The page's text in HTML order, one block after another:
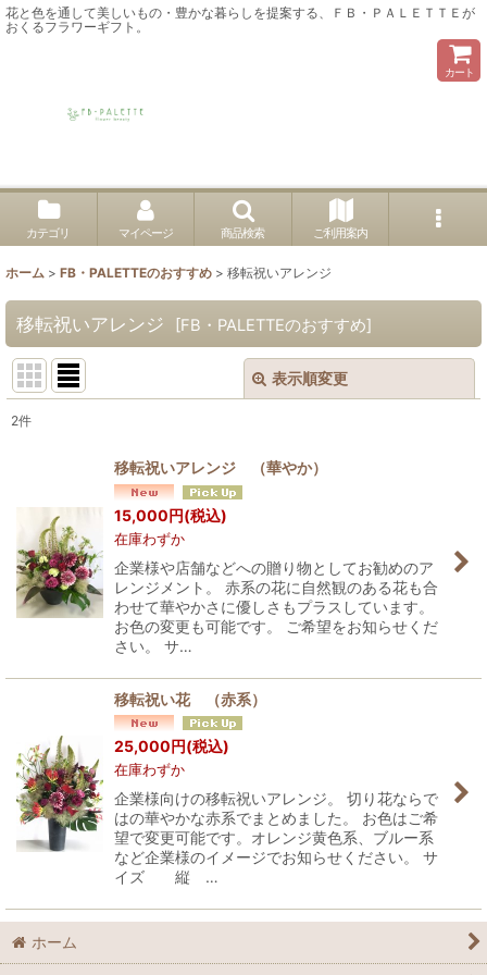
花と色を通して美しいもの・豊かな暮らしを提案する、ＦＢ・ＰＡＬＥＴＴＥが
おくるフラワーギフト。
カート
カテゴリ マイページ 商品検索 ご利用案内
ホーム > FB・PALETTEのおすすめ > 移転祝いアレンジ
移転祝いアレンジ [FB・PALETTEのおすすめ]
表示順変更
絞り込む
2件
移転祝いアレンジ （華やか）
15,000円(税込)
在庫わずか
企業様や店舗などへの贈り物としてお勧めのア
レンジメント。 赤系の花に自然観のある花も合
わせて華やかさに優しさもプラスしています。
お色の変更も可能です。 ご希望をお知らせくだ
さい。 サ…
移転祝い花 （赤系）
25,000円(税込)
在庫わずか
企業様向けの移転祝いアレンジ。 切り花ならで
はの華やかな赤系でまとめました。 お色はご希
望で変更可能です。オレンジ黄色系、ブルー系
など企業様のイメージでお知らせください。 サ
イズ 縦 …
ホーム